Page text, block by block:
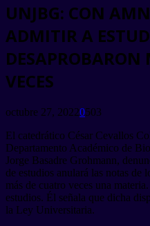
UNJBG: CON
ADMITIR A
DESAPROBARON
VECES
octubre 27, 20220503
El catedrático César Cevallos
Departamento Académico de
Jorge Basadre Grohmann,
de estudios anulará las notas de
más de cuatro veces una
estudios. Él señala que dicha
la Ley Universitaria.